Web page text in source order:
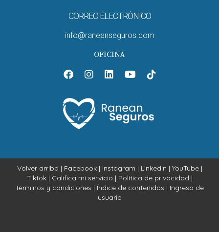
CORREO ELECTRÓNICO
info@raneanseguros.com
OFICINA
Volver arriba | Facebook| Instagram | Linkedin | YouTube|
Tiktok| Califica mi servicio | Política de privacidad |
Términos y condiciones | Índice de contenidos | Ingreso de
usuario